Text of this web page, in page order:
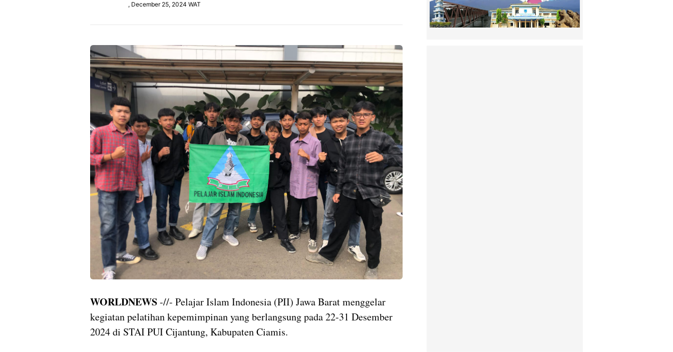
, December 25, 2024 WAT
WORLDNEWS-//- Pelajar Islam Indonesia (PII) Jawa Barat menggelar
kegiatan pelatihan kepemimpinan yang berlangsung pada 22-31 Desember
2024 di STAI PUI Cijantung, Kabupaten Ciamis.